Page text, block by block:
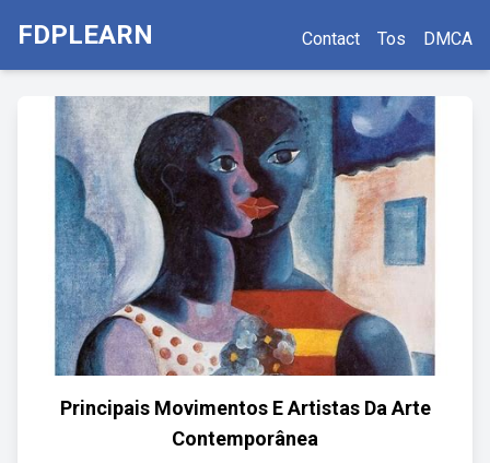
FDPLEARN Contact Tos DMCA
Principais Movimentos E Artistas Da Arte
Contemporânea